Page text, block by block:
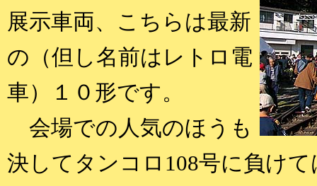
展示車両、こちらは最新
の（但し名前はレトロ電
車）１０形です。
会場での人気のほうも
決してタンコロ108号に負け